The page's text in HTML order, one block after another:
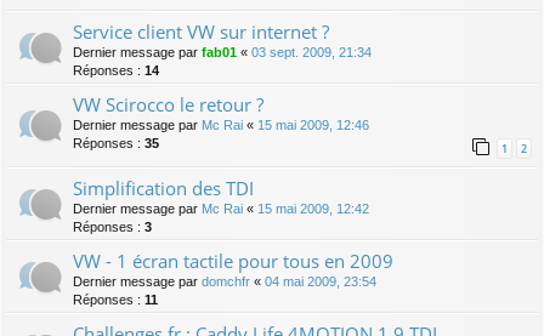
Service client VW sur internet ?
Dernier message par fab01 « 03 sept. 2009, 21:34
Réponses : 14
VW Scirocco le retour ?
Dernier message par Mc Rai « 15 mai 2009, 12:46
Réponses : 35 1 2
Simplification des TDI
Dernier message par Mc Rai « 15 mai 2009, 12:42
Réponses : 3
VW - 1 écran tactile pour tous en 2009
Dernier message par domchfr « 04 mai 2009, 23:54
Réponses : 11